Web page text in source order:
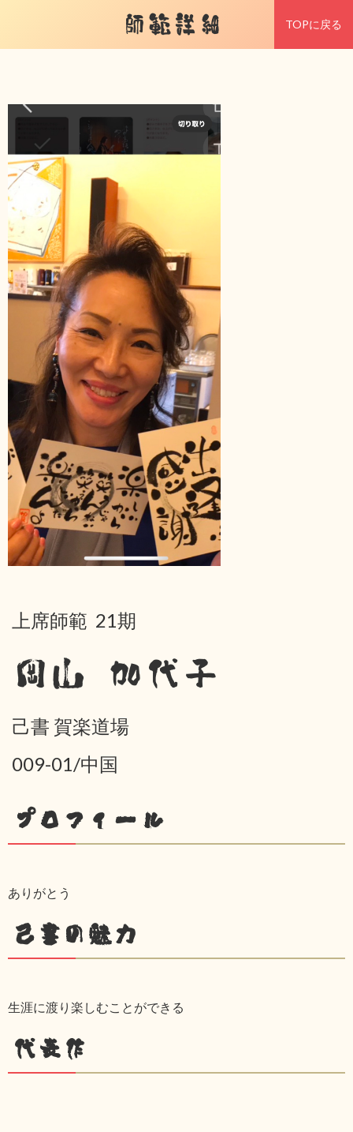
師範詳細 TOPに戻る
上席師範 21期
岡山 加代子
己書 賀楽道場
009-01/中国
プロフィール
ありがとう
己書の魅力
生涯に渡り楽しむことができる
代表作